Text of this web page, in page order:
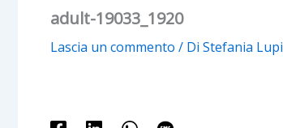
adult-19033_1920
Lascia un commento / Di Stefania Lupi